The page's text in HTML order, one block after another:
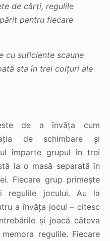
de cărți, regulile
pentru fiecare
cu suficiente scaune
sta în trei colțuri ale
de a învăța cum
de schimbare și
împarte grupul în trei
la o masă separată în
Fiecare grup primește
jocului. Au la
a învăța jocul – citesc
și joacă câteva
regulile. Fiecare